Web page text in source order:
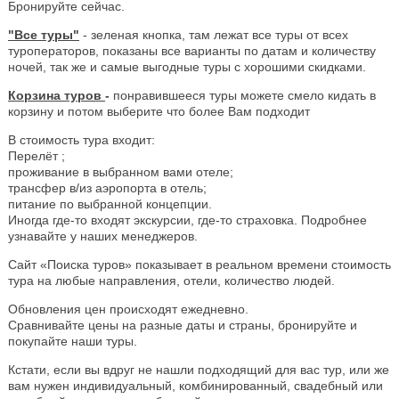
Бронируйте сейчас.
"Все туры" - зеленая кнопка, там лежат все туры от всех
туроператоров, показаны все варианты по датам и количеству
ночей, так же и самые выгодные туры с хорошими скидками.
Корзина туров - понравившееся туры можете смело кидать в
корзину и потом выберите что более Вам подходит
В стоимость тура входит:
Перелёт ;
проживание в выбранном вами отеле;
трансфер в/из аэропорта в отель;
питание по выбранной концепции.
Иногда где-то входят экскурсии, где-то страховка. Подробнее
узнавайте у наших менеджеров.
Сайт «Поиска туров» показывает в реальном времени стоимость
тура на любые направления, отели, количество людей.
Обновления цен происходят ежедневно.
Сравнивайте цены на разные даты и страны, бронируйте и
покупайте наши туры.
Кстати, если вы вдруг не нашли подходящий для вас тур, или же
вам нужен индивидуальный, комбинированный, свадебный или